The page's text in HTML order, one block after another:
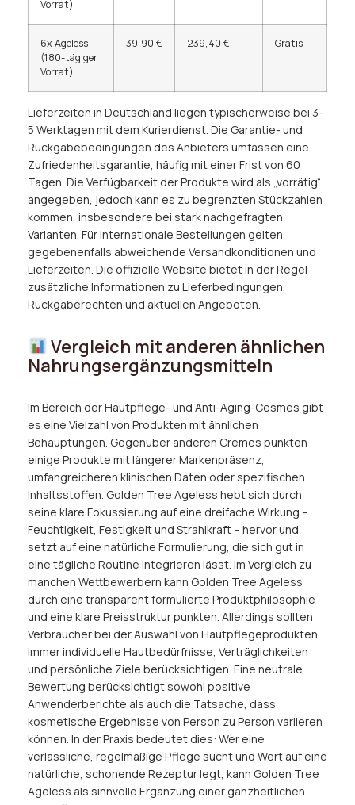
Vorrat)
6x Ageless
(180-tägiger
Vorrat)
39,90 € 239,40 € Gratis
Lieferzeiten in Deutschland liegen typischerweise bei 3-
5 Werktagen mit dem Kurierdienst. Die Garantie- und
Rückgabebedingungen des Anbieters umfassen eine
Zufriedenheitsgarantie, häufig mit einer Frist von 60
Tagen. Die Verfügbarkeit der Produkte wird als „vorrätig“
angegeben, jedoch kann es zu begrenzten Stückzahlen
kommen, insbesondere bei stark nachgefragten
Varianten. Für internationale Bestellungen gelten
gegebenenfalls abweichende Versandkonditionen und
Lieferzeiten. Die offizielle Website bietet in der Regel
zusätzliche Informationen zu Lieferbedingungen,
Rückgaberechten und aktuellen Angeboten.
Vergleich mit anderen ähnlichen
Nahrungsergänzungsmitteln
Im Bereich der Hautpflege- und Anti-Aging-Cesmes gibt
es eine Vielzahl von Produkten mit ähnlichen
Behauptungen. Gegenüber anderen Cremes punkten
einige Produkte mit längerer Markenpräsenz,
umfangreicheren klinischen Daten oder spezifischen
Inhaltsstoffen. Golden Tree Ageless hebt sich durch
seine klare Fokussierung auf eine dreifache Wirkung –
Feuchtigkeit, Festigkeit und Strahlkraft – hervor und
setzt auf eine natürliche Formulierung, die sich gut in
eine tägliche Routine integrieren lässt. Im Vergleich zu
manchen Wettbewerbern kann Golden Tree Ageless
durch eine transparent formulierte Produktphilosophie
und eine klare Preisstruktur punkten. Allerdings sollten
Verbraucher bei der Auswahl von Hautpflegeprodukten
immer individuelle Hautbedürfnisse, Verträglichkeiten
und persönliche Ziele berücksichtigen. Eine neutrale
Bewertung berücksichtigt sowohl positive
Anwenderberichte als auch die Tatsache, dass
kosmetische Ergebnisse von Person zu Person variieren
können. In der Praxis bedeutet dies: Wer eine
verlässliche, regelmäßige Pflege sucht und Wert auf eine
natürliche, schonende Rezeptur legt, kann Golden Tree
Ageless als sinnvolle Ergänzung einer ganzheitlichen